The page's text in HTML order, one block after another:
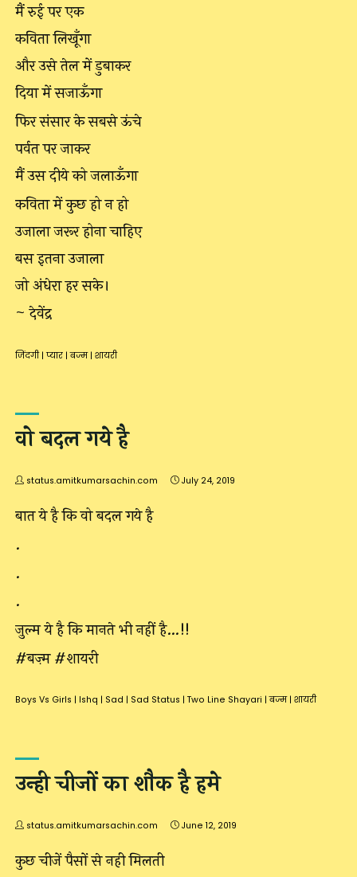
मैं रुई पर एक
कविता लिखूँगा
और उसे तेल में डुबाकर
दिया में सजाऊँगा
फिर संसार के सबसे ऊंचे
पर्वत पर जाकर
मैं उस दीये को जलाऊँगा
कविता में कुछ हो न हो
उजाला जरूर होना चाहिए
बस इतना उजाला
जो अंधेरा हर सके।
~ देवेंद्र
जिंदगी | प्यार | बज्म | शायरी
वो बदल गये है
status.amitkumarsachin.com July 24, 2019
बात ये है कि वो बदल गये है
.
.
.
ज़ुल्म ये है कि मानते भी नहीं है…!!
#बज़्म #शायरी
Boys Vs Girls | Ishq | Sad | Sad Status | Two Line Shayari | बज्म | शायरी
उन्ही चीजों का शौक है हमे
status.amitkumarsachin.com June 12, 2019
कुछ चीजें पैसों से नही मिलती